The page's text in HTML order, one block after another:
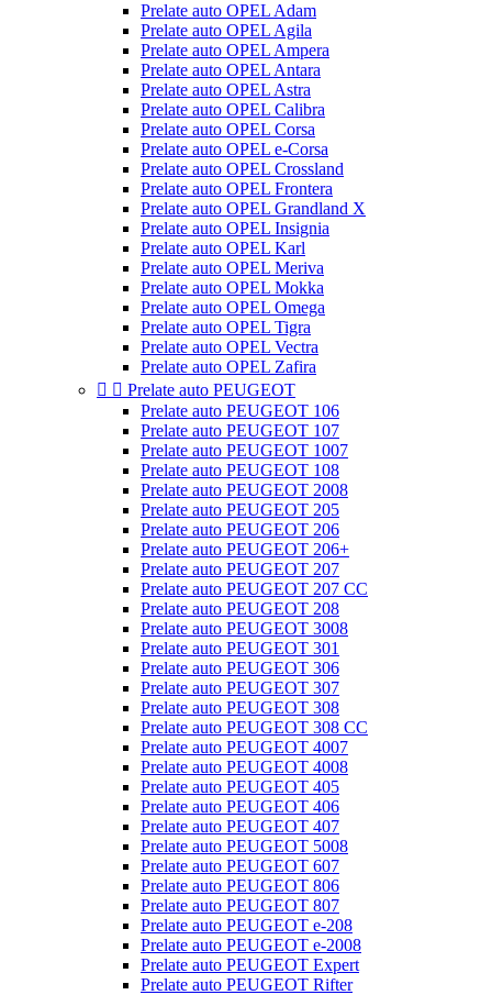
Prelate auto OPEL Adam
Prelate auto OPEL Agila
Prelate auto OPEL Ampera
Prelate auto OPEL Antara
Prelate auto OPEL Astra
Prelate auto OPEL Calibra
Prelate auto OPEL Corsa
Prelate auto OPEL e-Corsa
Prelate auto OPEL Crossland
Prelate auto OPEL Frontera
Prelate auto OPEL Grandland X
Prelate auto OPEL Insignia
Prelate auto OPEL Karl
Prelate auto OPEL Meriva
Prelate auto OPEL Mokka
Prelate auto OPEL Omega
Prelate auto OPEL Tigra
Prelate auto OPEL Vectra
Prelate auto OPEL Zafira
  Prelate auto PEUGEOT
Prelate auto PEUGEOT 106
Prelate auto PEUGEOT 107
Prelate auto PEUGEOT 1007
Prelate auto PEUGEOT 108
Prelate auto PEUGEOT 2008
Prelate auto PEUGEOT 205
Prelate auto PEUGEOT 206
Prelate auto PEUGEOT 206+
Prelate auto PEUGEOT 207
Prelate auto PEUGEOT 207 CC
Prelate auto PEUGEOT 208
Prelate auto PEUGEOT 3008
Prelate auto PEUGEOT 301
Prelate auto PEUGEOT 306
Prelate auto PEUGEOT 307
Prelate auto PEUGEOT 308
Prelate auto PEUGEOT 308 CC
Prelate auto PEUGEOT 4007
Prelate auto PEUGEOT 4008
Prelate auto PEUGEOT 405
Prelate auto PEUGEOT 406
Prelate auto PEUGEOT 407
Prelate auto PEUGEOT 5008
Prelate auto PEUGEOT 607
Prelate auto PEUGEOT 806
Prelate auto PEUGEOT 807
Prelate auto PEUGEOT e-208
Prelate auto PEUGEOT e-2008
Prelate auto PEUGEOT Expert
Prelate auto PEUGEOT Rifter